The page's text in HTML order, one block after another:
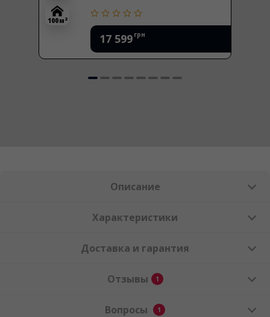
17 599 грн
100 м 2
Описание
Характеристики
Доставка и гарантия
Отзывы 1
Вопросы 1